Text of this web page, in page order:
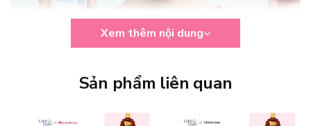
Xem thêm nội dung
Sản phẩm liên quan